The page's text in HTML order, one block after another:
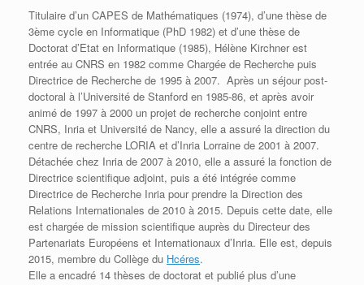
Titulaire d’un CAPES de Mathématiques (1974), d’une thèse de
3ème cycle en Informatique (PhD 1982) et d’une thèse de
Doctorat d’Etat en Informatique (1985), Hélène Kirchner est
entrée au CNRS en 1982 comme Chargée de Recherche puis
Directrice de Recherche de 1995 à 2007. Après un séjour post-
doctoral à l’Université de Stanford en 1985-86, et après avoir
animé de 1997 à 2000 un projet de recherche conjoint entre
CNRS, Inria et Université de Nancy, elle a assuré la direction du
centre de recherche LORIA et d’Inria Lorraine de 2001 à 2007.
Détachée chez Inria de 2007 à 2010, elle a assuré la fonction de
Directrice scientifique adjoint, puis a été intégrée comme
Directrice de Recherche Inria pour prendre la Direction des
Relations Internationales de 2010 à 2015. Depuis cette date, elle
est chargée de mission scientifique auprès du Directeur des
Partenariats Européens et Internationaux d’Inria. Elle est, depuis
2015, membre du Collège du Hcéres.
Elle a encadré 14 thèses de doctorat et publié plus d’une